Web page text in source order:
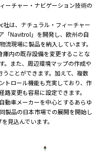
ーチャー・ナビゲーション技術の
は、ナチュラル・フィーチャー
「Navitrol」を開発し、欧州の自
現場に製品を納入しています。
庫内の既存設備を変更することな
。また、周辺環境マップの作成や
ことができます。加えて、複数
トロール機能も充実しており、作
変更も容易に設定できます。
動車メーカーを中心とするあらゆ
製品の日本市場での展開を開始し
見込んでいます。